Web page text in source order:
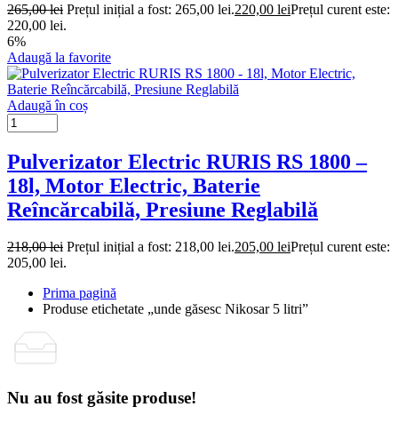
265,00lei Prețul inițial a fost: 265,00 lei.220,00 leiPrețul curent este:
220,00 lei.
6%
Adaugă la favorite
Adaugă în coș
Pulverizator Electric RURIS RS 1800 –
18l, Motor Electric, Baterie
Reîncărcabilă, Presiune Reglabilă
218,00lei Prețul inițial a fost: 218,00 lei.205,00 leiPrețul curent este:
205,00 lei.
Prima pagină
Produse etichetate „unde găsesc Nikosar 5 litri”
Nu au fost găsite produse!